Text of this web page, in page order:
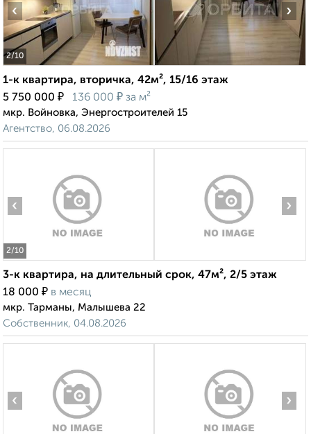
2/10
‹ ›
1-к квартира, вторичка, 42м², 15/16 этаж
5 750 000 ₽ 136 000 ₽ за м²
мкр. Войновка, Энергостроителей 15
Агентство, 06.08.2026
2/10
‹ ›
3-к квартира, на длительный срок, 47м², 2/5 этаж
18 000 ₽ в месяц
мкр. Тарманы, Малышева 22
Собственник, 04.08.2026
‹ ›